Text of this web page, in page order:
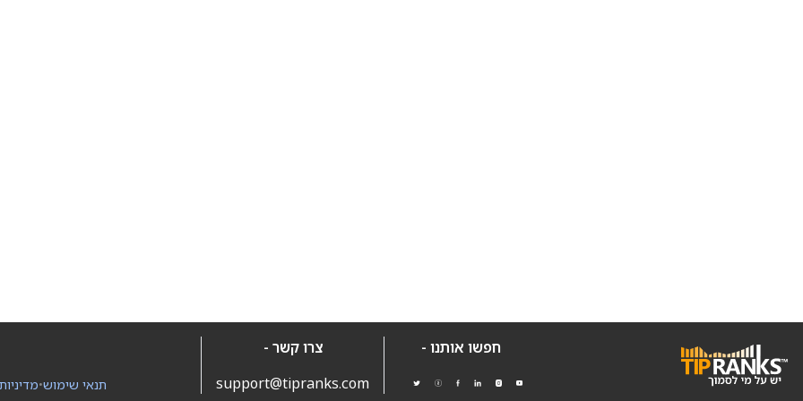
חפשו אותנו -
צרו קשר -
support@tipranks.com
•תנאי שימוש